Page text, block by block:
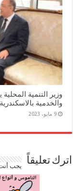
وزير التنمية
والخدمية بالاسكندرية
9 مايو، 2023
اترك تعليقاً يجب